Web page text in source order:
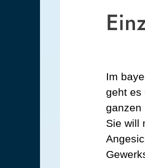
Im
geht es
ganzen
Sie will